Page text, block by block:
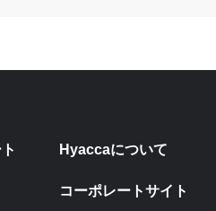
Hyaccaについて
コーポレートサイト